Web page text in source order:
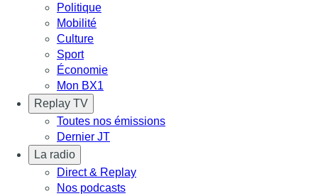
Politique
Mobilité
Culture
Sport
Économie
Mon BX1
Replay TV
Toutes nos émissions
Dernier JT
La radio
Direct & Replay
Nos podcasts